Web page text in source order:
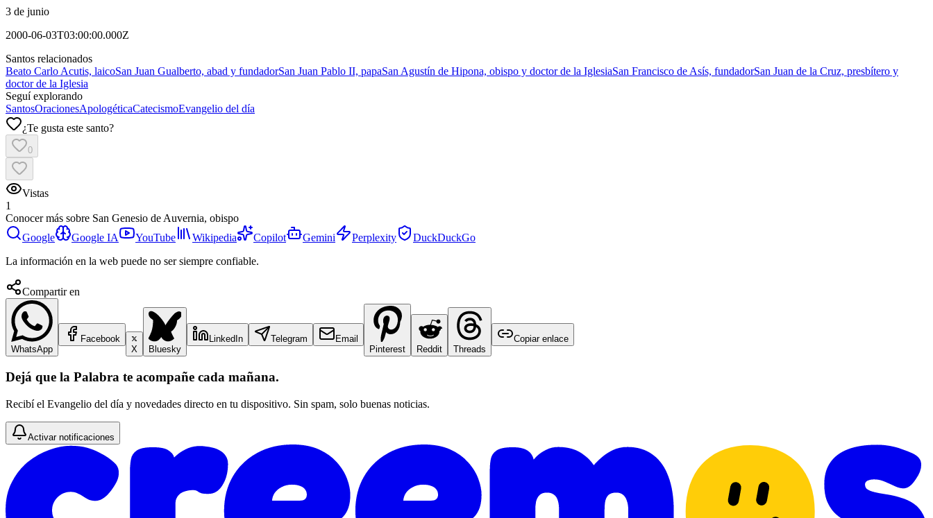
3 de junio
2000-06-03T03:00:00.000Z
Santos relacionados
Beato Carlo Acutis, laicoSan Juan Gualberto, abad y fundadorSan Juan Pablo II, papaSan Agustín de Hipona, obispo y doctor de la IglesiaSan Francisco de Asís, fundadorSan Juan de la Cruz, presbítero y
doctor de la Iglesia
Seguí explorando
SantosOracionesApologéticaCatecismoEvangelio del día
¿Te gusta este santo?
0
Vistas
1
Conocer más sobre San Genesio de Auvernia, obispo
Google
Google IA YouTube Wikipedia Copilot Gemini Perplexity
DuckDuckGo
La información en la web puede no ser siempre confiable.
Compartir en
WhatsApp
Facebook
X
Bluesky
LinkedIn Telegram
Email
Pinterest
Reddit Threads
Copiar enlace
Dejá que la Palabra te acompañe cada mañana.
Recibí el Evangelio del día y novedades directo en tu dispositivo. Sin spam, solo buenas noticias.
Activar notificaciones